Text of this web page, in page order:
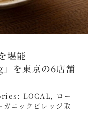
堪能
を東京の6店舗
LOCAL, ロー
ガニックビレッジ取